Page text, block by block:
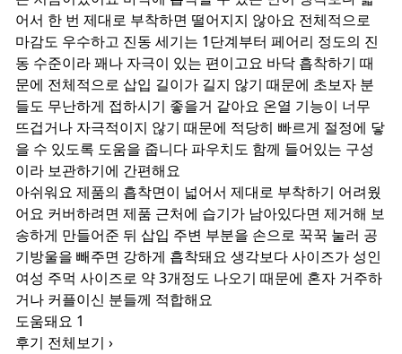
어서 한 번 제대로 부착하면 떨어지지 않아요 전체적으로
마감도 우수하고 진동 세기는 1단계부터 페어리 정도의 진
동 수준이라 꽤나 자극이 있는 편이고요 바닥 흡착하기 때
문에 전체적으로 삽입 길이가 길지 않기 때문에 초보자 분
들도 무난하게 접하시기 좋을거 같아요 온열 기능이 너무
뜨겁거나 자극적이지 않기 때문에 적당히 빠르게 절정에 닿
을 수 있도록 도움을 줍니다 파우치도 함께 들어있는 구성
이라 보관하기에 간편해요
아쉬워요 제품의 흡착면이 넓어서 제대로 부착하기 어려웠
어요 커버하려면 제품 근처에 습기가 남아있다면 제거해 보
송하게 만들어준 뒤 삽입 주변 부분을 손으로 꾹꾹 눌러 공
기방울을 빼주면 강하게 흡착돼요 생각보다 사이즈가 성인
여성 주먹 사이즈로 약 3개정도 나오기 때문에 혼자 거주하
거나 커플이신 분들께 적합해요
도움돼요 1
후기 전체보기 ›